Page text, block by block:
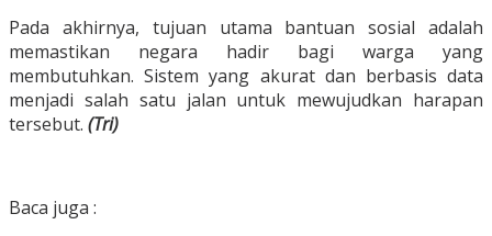
Pada akhirnya, tujuan utama bantuan sosial adalah
memastikan negara hadir bagi warga yang
membutuhkan. Sistem yang akurat dan berbasis data
menjadi salah satu jalan untuk mewujudkan harapan
tersebut. (Tri)
Baca juga :